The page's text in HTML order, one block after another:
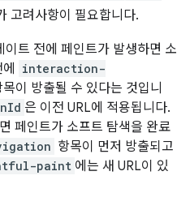
고려사항이 필요합니다.
이트 전에 페인트가 발생하면 소
interaction-
목이 방출될 수 있다는 것입니
은 이전 URL에 적용됩니다.
페인트가 소프트 탐색을 완료
항목이 먼저 방출되고
paint 에는 새 URL이 있